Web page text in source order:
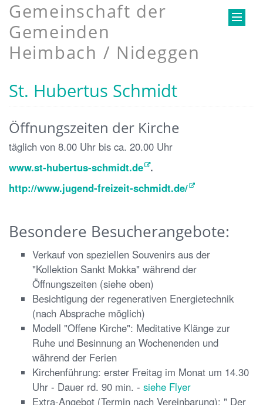
Gemeinschaft der
Gemeinden
Heimbach / Nideggen
St. Hubertus Schmidt
Öffnungszeiten der Kirche
täglich von 8.00 Uhr bis ca. 20.00 Uhr
www.st-hubertus-schmidt.de .
http://www.jugend-freizeit-schmidt.de/
Besondere Besucherangebote:
Verkauf von speziellen Souvenirs aus der
"Kollektion Sankt Mokka" während der
Öffnungszeiten (siehe oben)
Besichtigung der regenerativen Energietechnik
(nach Absprache möglich)
Modell "Offene Kirche": Meditative Klänge zur
Ruhe und Besinnung an Wochenenden und
während der Ferien
Kirchenführung: erster Freitag im Monat um 14.30
Uhr - Dauer rd. 90 min. - siehe Flyer
Extra-Angebot (Termin nach Vereinbarung): " Der